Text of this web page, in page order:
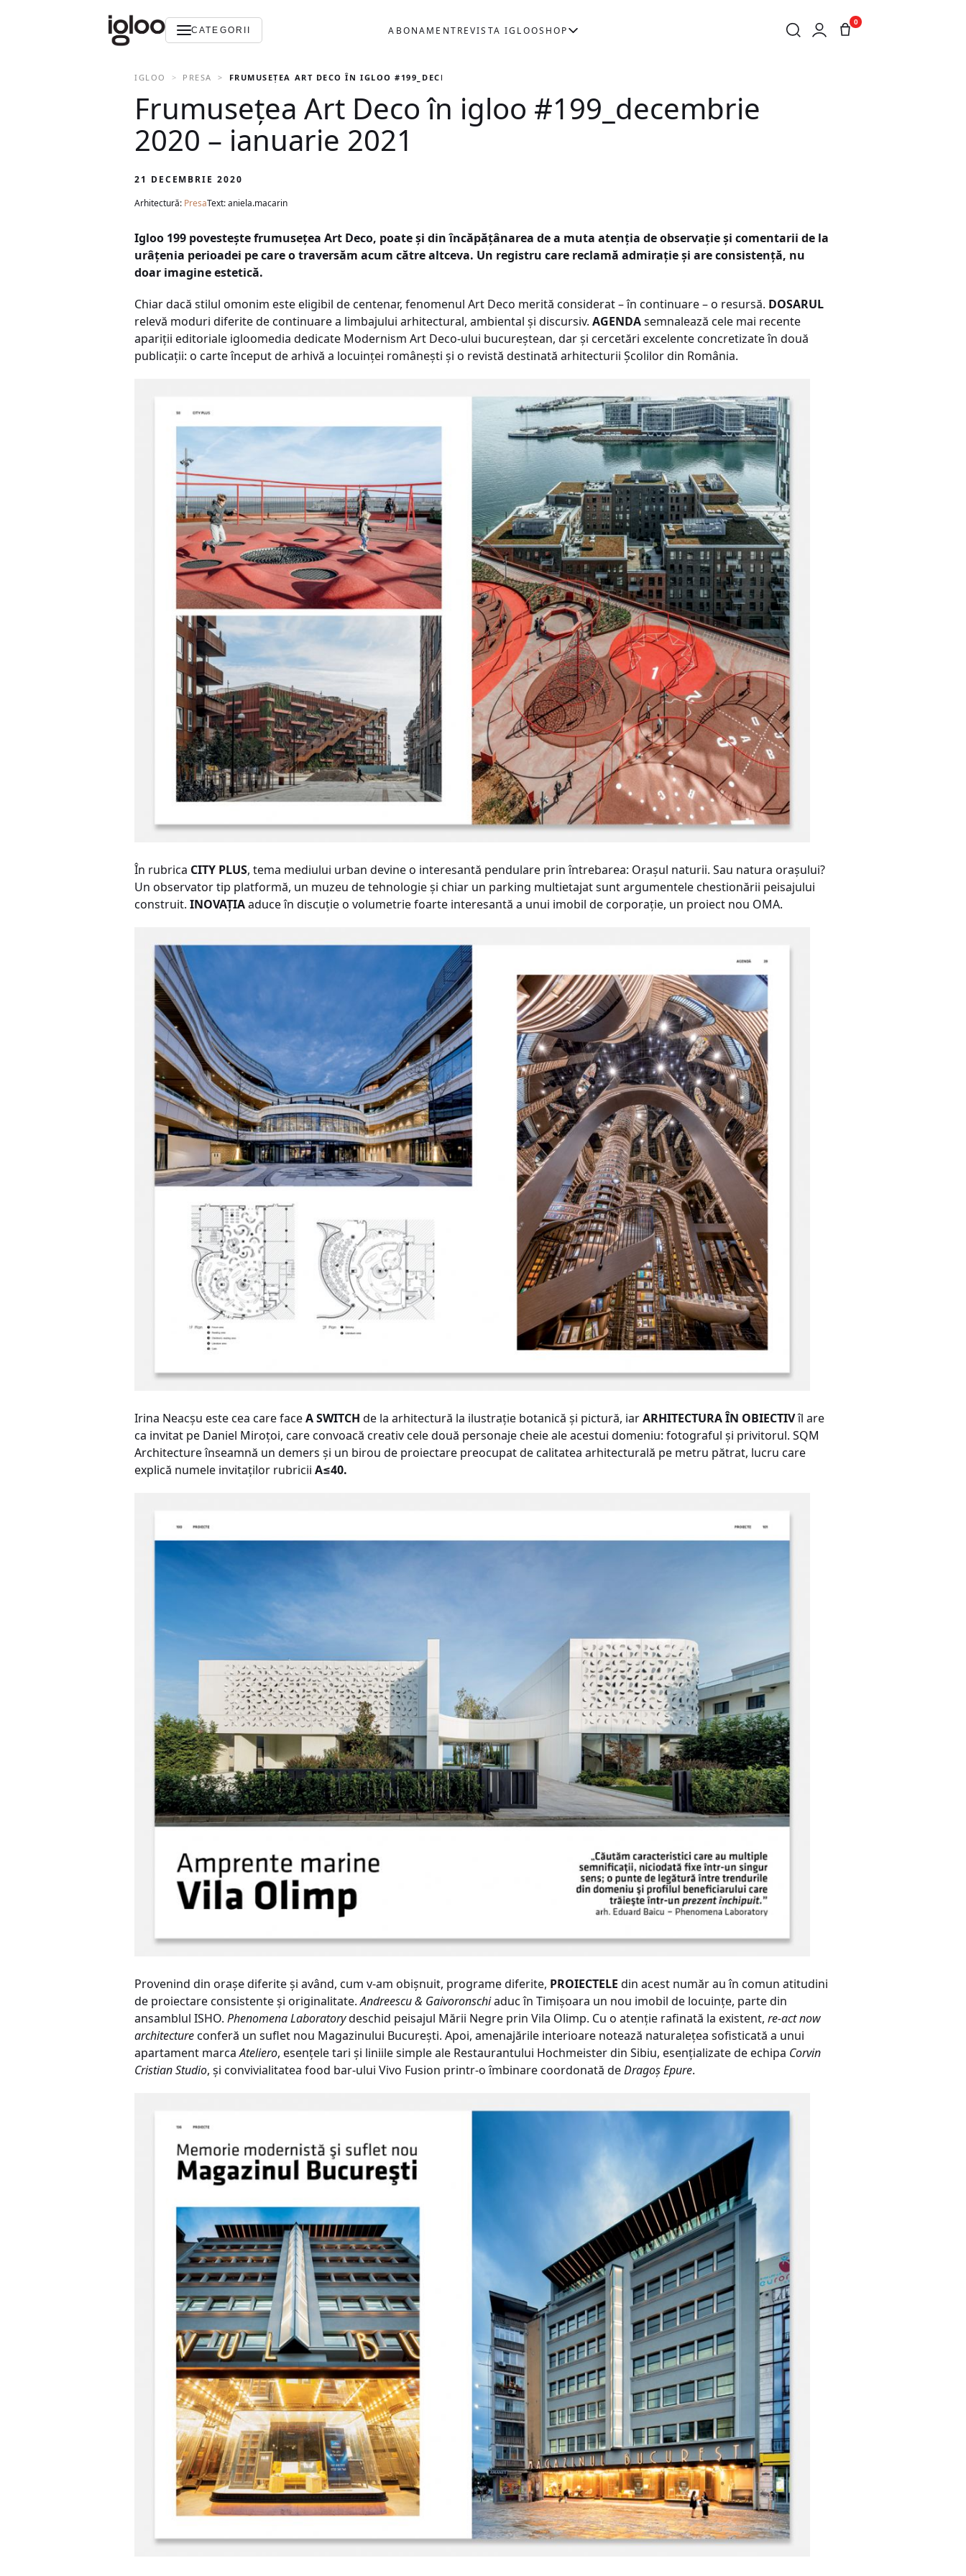
CATEGORII ABONAMENTREVISTA IGLOOSHOP
0
IGLOO PRESA FRUMUSEȚEA ART DECO ÎN IGLOO #199_DECEMBRIE 2020 – IANUARIE 2021
Frumusețea Art Deco în igloo #199_decembrie
2020 – ianuarie 2021
21 DECEMBRIE 2020
Arhitectură: PresaText: aniela.macarin
Igloo 199 povesteşte frumuseţea Art Deco, poate şi din încăpăţânarea de a muta atenţia de observaţie şi comentarii de la
urâţenia perioadei pe care o traversăm acum către altceva. Un registru care reclamă admiraţie şi are consistenţă, nu
doar imagine estetică.
Chiar dacă stilul omonim este eligibil de centenar, fenomenul Art Deco merită considerat – în continuare – o resursă. DOSARUL
relevă moduri diferite de continuare a limbajului arhitectural, ambiental şi discursiv. AGENDAsemnalează cele mai recente
apariţii editoriale igloomedia dedicate Modernism Art Deco-ului bucureştean, dar şi cercetări excelente concretizate în două
publicaţii: o carte început de arhivă a locuinţei româneşti şi o revistă destinată arhitecturii Şcolilor din România.
În rubrica CITY PLUS, tema mediului urban devine o interesantă pendulare prin întrebarea: Oraşul naturii. Sau natura oraşului?
Un observator tip platformă, un muzeu de tehnologie şi chiar un parking multietajat sunt argumentele chestionării peisajului
construit. INOVAŢIAaduce în discuţie o volumetrie foarte interesantă a unui imobil de corporaţie, un proiect nou OMA.
Irina Neacşu este cea care faceA SWITCH de la arhitectură la ilustraţie botanică şi pictură, iarARHITECTURA ÎN OBIECTIVîl are
ca invitat pe Daniel Miroțoi, care convoacă creativ cele două personaje cheie ale acestui domeniu: fotograful şi privitorul. SQM
Architecture înseamnă un demers şi un birou de proiectare preocupat de calitatea arhitecturală pe metru pătrat, lucru care
explică numele invitaţilor rubricii A≤40.
Provenind din oraşe diferite şi având, cum v-am obişnuit, programe diferite, PROIECTELE din acest număr au în comun atitudini
de proiectare consistente şi originalitate.Andreescu & Gaivoronschiaduc în Timişoara un nou imobil de locuinţe, parte din
ansamblul ISHO. Phenomena Laboratorydeschid peisajul Mării Negre prin Vila Olimp. Cu o atenţie rafinată la existent, re-act now
architectureconferă un suflet nou Magazinului Bucureşti. Apoi, amenajările interioare notează naturaleţea sofisticată a unui
apartament marcaAteliero, esenţele tari şi liniile simple ale Restaurantului Hochmeister din Sibiu, esenţializate de echipa Corvin
Cristian Studio, şi convivialitatea food bar-ului Vivo Fusion printr-o îmbinare coordonată deDragoş Epure.